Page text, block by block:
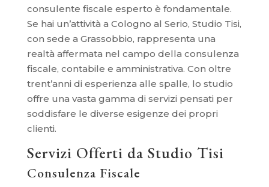
consulente fiscale esperto è fondamentale.
Se hai un’attività a Cologno al Serio, Studio Tisi,
con sede a Grassobbio, rappresenta una
realtà affermata nel campo della consulenza
fiscale, contabile e amministrativa. Con oltre
trent’anni di esperienza alle spalle, lo studio
offre una vasta gamma di servizi pensati per
soddisfare le diverse esigenze dei propri
clienti.
Servizi Offerti da Studio Tisi
Consulenza Fiscale